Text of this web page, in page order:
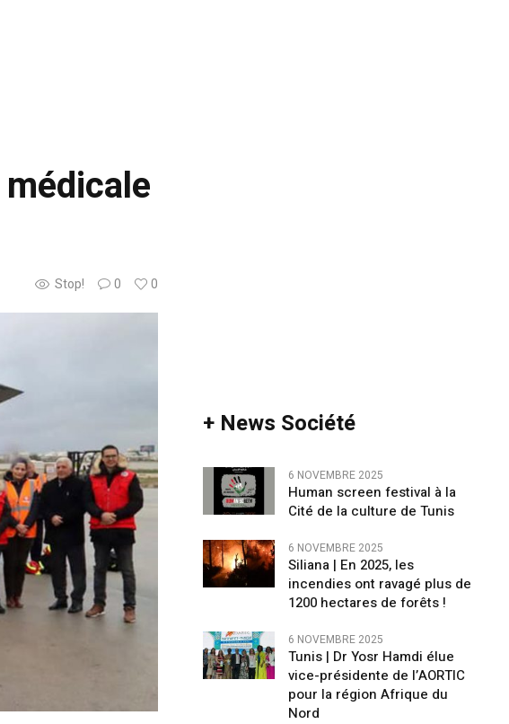
Stop! 0 0
+ News Société
6 NOVEMBRE 2025
Human screen festival à la
Cité de la culture de Tunis
6 NOVEMBRE 2025
Siliana | En 2025, les
incendies ont ravagé plus de
1200 hectares de forêts !
6 NOVEMBRE 2025
Tunis | Dr Yosr Hamdi élue
vice-présidente de l’AORTIC
pour la région Afrique du
Nord